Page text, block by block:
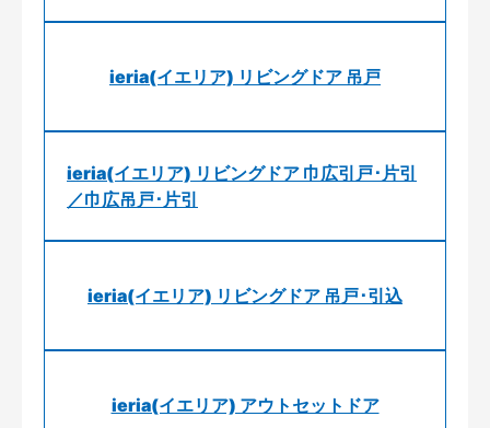
ieria(イエリア) リビングドア 吊戸
ieria(イエリア) リビングドア 巾広引戸･片引
／巾広吊戸･片引
ieria(イエリア) リビングドア 吊戸･引込
ieria(イエリア) アウトセットドア